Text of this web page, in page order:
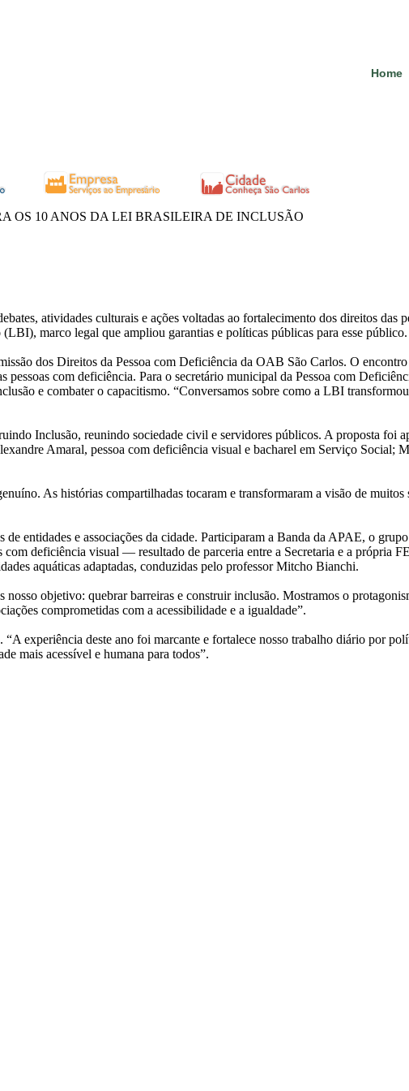
Home
OS 10 ANOS DA LEI BRASILEIRA DE INCLUSÃO
atividades culturais e ações voltadas ao fortalecimento dos direitos das
marco legal que ampliou garantias e políticas públicas para esse público.
dos Direitos da Pessoa com Deficiência da OAB São Carlos. O
com deficiência. Para o secretário municipal da Pessoa com
e combater o capacitismo. “Conversamos sobre como a LBI
Inclusão, reunindo sociedade civil e servidores públicos. A proposta foi
Amaral, pessoa com deficiência visual e bacharel em Serviço Social;
As histórias compartilhadas tocaram e transformaram a visão de
entidades e associações da cidade. Participaram a Banda da APAE, o
deficiência visual — resultado de parceria entre a Secretaria e a própria
aquáticas adaptadas, conduzidas pelo professor Mitcho Bianchi.
objetivo: quebrar barreiras e construir inclusão. Mostramos o
comprometidas com a acessibilidade e a igualdade”.
experiência deste ano foi marcante e fortalece nosso trabalho diário por
mais acessível e humana para todos”.